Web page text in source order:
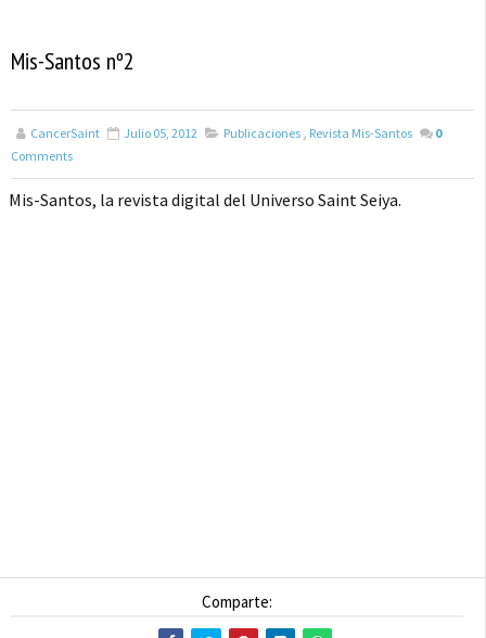
Mis-Santos nº2
CancerSaint Julio 05, 2012 Publicaciones , Revista Mis-Santos
0
Comments
Mis-Santos, la revista digital del Universo Saint Seiya.
Comparte: